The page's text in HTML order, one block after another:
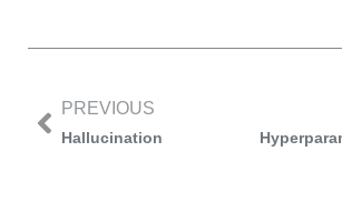
PREVIOUS
Hallucination